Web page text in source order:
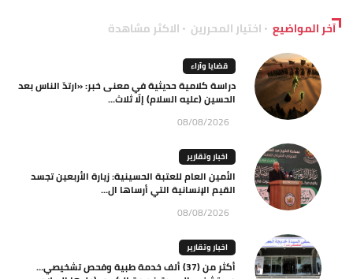
آخر المواضيع اختيار المحررين الاكثر مشاهدة
قضايا وآراء
دراسة كلامية حديثية في معنى خبر: «ارتدّ الناس بعد
الحسين (عليه السلام) إلّا ثلاث...
08/08/2026
اخبار وتقارير
الأمين العام للعتبة الحسينية: زيارة الأربعين تجسد
القيم الإنسانية التي أرساها ال...
08/08/2026
اخبار وتقارير
أكثر من (37) ألف خدمة طبية وفحص تشخيصي…